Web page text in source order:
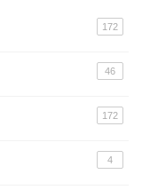
172
46
172
4